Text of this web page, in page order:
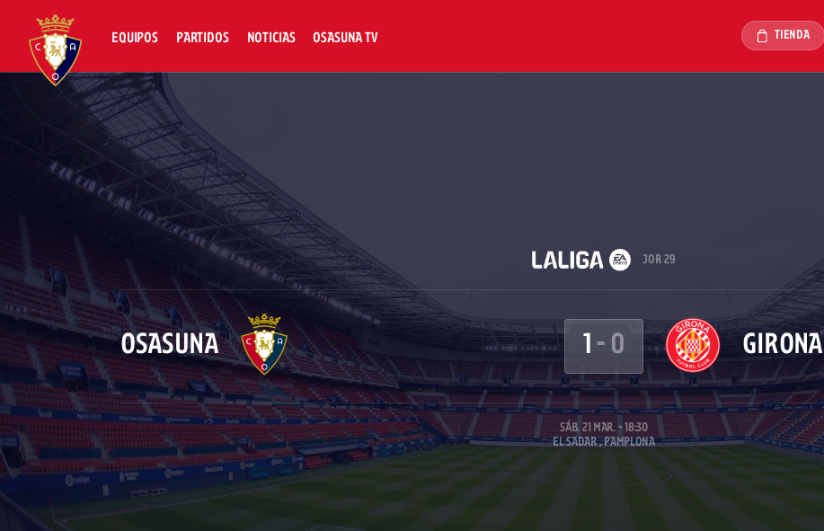
EQUIPOS PARTIDOS NOTICIAS OSASUNA TV TIENDA
JOR 29
OSASUNA 1 - 0 GIRONA
SÁB. 21 MAR. - 18:30
EL SADAR , PAMPLONA